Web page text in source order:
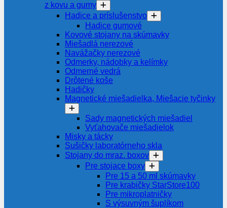
z kovu a gumy
Hadice a príslušenstvo
Hadice gumové
Kovové stojany na skúmavky
Miešadlá nerezové
Navážačky nerezové
Odmerky, nádobky a kelímky
Odmerné vedrá
Drôtené koše
Hadičky
Magnetické miešadielka, Miešacie tyčinky
Sady magnetických miešadiel
Vyťahovače miešadielok
Misky a tácky
Sušičky laboratórneho skla
Stojany do mraz. boxov
Pre stojace boxy
Pre 15 a 50 ml skúmavky
Pre krabičky StarStore100
Pre mikroplatničky
S výsuvným šuplíkom